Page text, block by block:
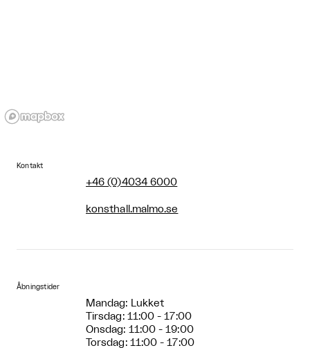
Kontakt
+46 (0)4034 6000
konsthall.malmo.se
Åbningstider
Mandag: Lukket
Tirsdag: 11:00 - 17:00
Onsdag: 11:00 - 19:00
Torsdag: 11:00 - 17:00